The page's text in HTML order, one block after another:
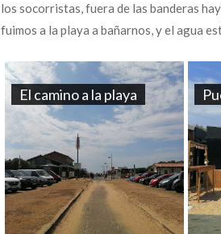
los socorristas, fuera de las banderas
fuimos a la playa a bañarnos, y el agua
El camino a la playa